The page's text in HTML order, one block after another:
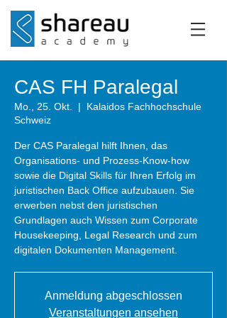
CAS FH Paralegal
Mo., 25. Okt.
  |
Kalaidos Fachhochschule
Schweiz
Der CAS Paralegal hilft Ihnen, das
Organisations- und Prozess-Know-how
sowie die Digital Skills für Ihren Erfolg im
juristischen Back Office aufzubauen. Sie
erwerben nebst den juristischen
Grundlagen auch Wissen zum Corporate
Housekeeping, Legal Research und zum
digitalen Dokumenten Management.
Anmeldung abgeschlossen
Veranstaltungen ansehen